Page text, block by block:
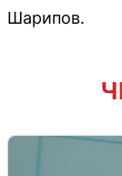
Шарипов.